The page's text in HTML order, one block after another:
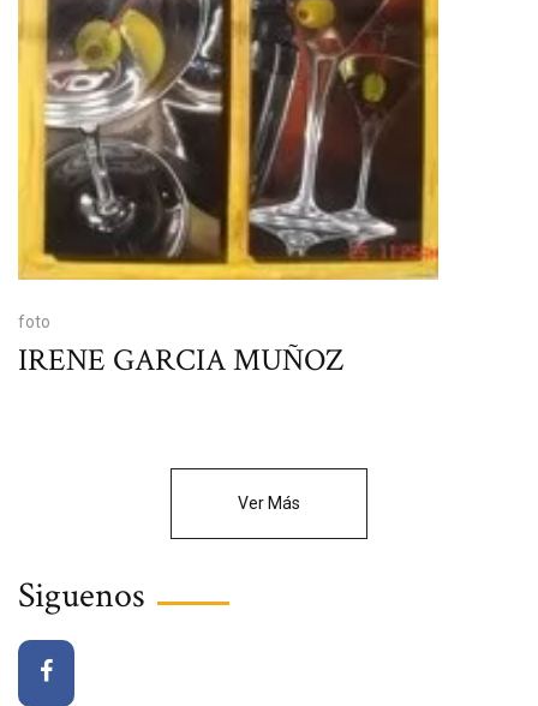
foto
IRENE GARCIA MUÑOZ
Ver Más
Siguenos